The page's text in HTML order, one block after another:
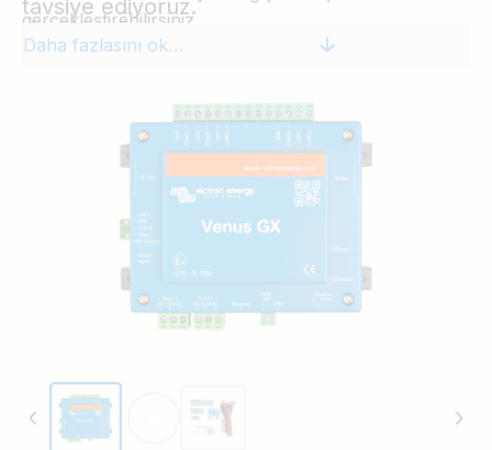
gerçekleştirebilirsiniz.
tavsiye ediyoruz.
Daha fazlasını okuyun